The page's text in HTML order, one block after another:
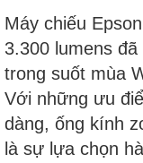
Máy chiếu
3.300 lumens
trong suốt mùa
Với những ưu
dàng, ống kính
là sự lựa chọn